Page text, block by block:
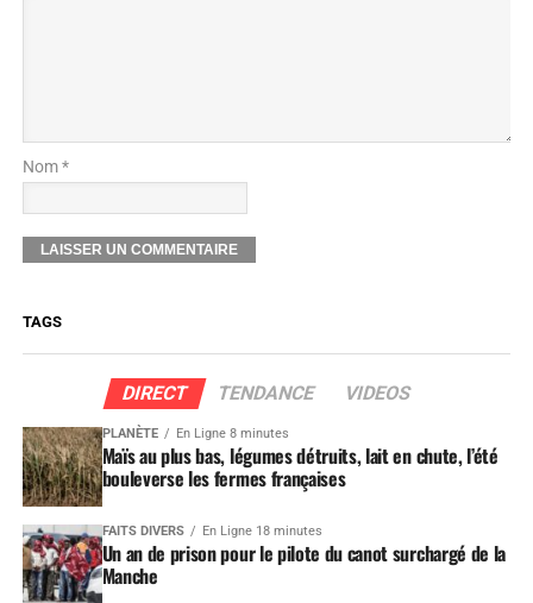
Nom *
TAGS
DIRECT TENDANCE VIDEOS
PLANÈTE En Ligne 8 minutes
Maïs au plus bas, légumes détruits, lait en chute, l’été
bouleverse les fermes françaises
FAITS DIVERS En Ligne 18 minutes
Un an de prison pour le pilote du canot surchargé de la
Manche